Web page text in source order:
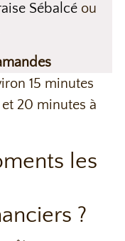
Sébalcé ou
15 minutes
20 minutes à
les
?